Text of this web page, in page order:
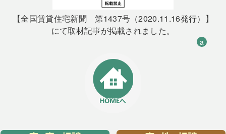
【全国賃貸住宅新聞 第1437号（2020.11.16発行）】
にて取材記事が掲載されました。
a